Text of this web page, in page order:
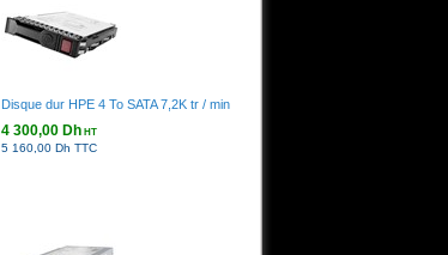
Disque dur HPE 4 To SATA 7,2K tr / min
4 300,00 DhHT
5 160,00 Dh TTC